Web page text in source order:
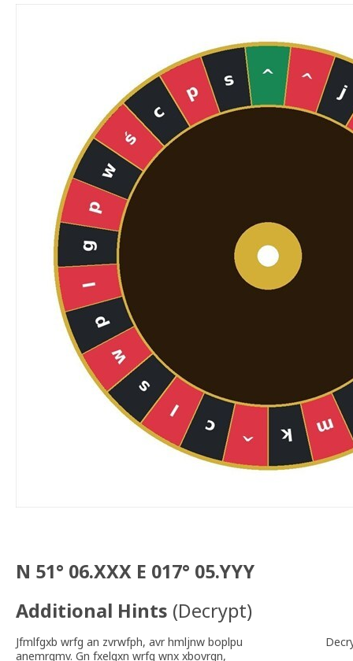
N 51° 06.XXX E 017° 05.YYY
Additional Hints (Decrypt)
Jfmlfgxb wrfg an zvrwfph, avr hmljnw boplpu
anemrqmv. Gn fxelgxn wrfg wnx xbovrgn,